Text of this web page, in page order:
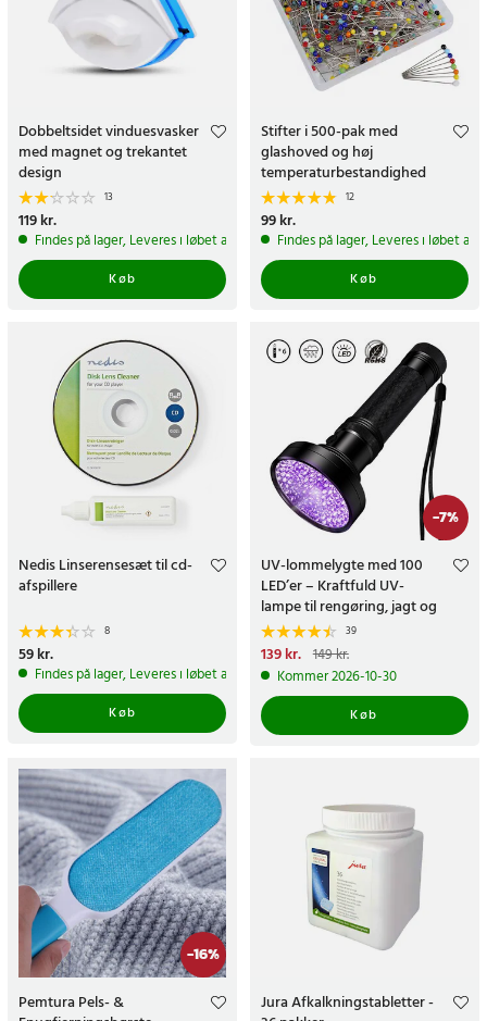
Dobbeltsidet vinduesvasker
med magnet og trekantet
design
13
Pris:119 kr.
119 kr.
Findes på lager, Leveres i løbet af 1-2 hverdage
Køb
Stifter i 500-pak med
glashoved og høj
temperaturbestandighed
12
Pris:99 kr.
99 kr.
Findes på lager, Leveres i løbet af
Køb
Nedis Linserensesæt til cd-
afspillere
8
Pris:59 kr.
59 kr.
Findes på lager, Leveres i løbet af 1-2 hverdage
Køb
-7%
UV-lommelygte med 100
LED’er – Kraftfuld UV-
lampe til rengøring, jagt og
pletdetektering
39
Nuværende pris
139 kr.Tidligere pris:149 kr.
139 kr. 149 kr.
Kommer 2026-10-30
Køb
-16%
Pemtura Pels- &
Jura Afkalkningstabletter -